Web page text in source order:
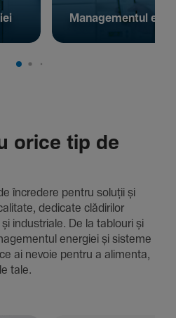
Managementul
orice tip de
încre­dere pentru soluții și
dedi­cate clădi­rilor
indus­triale. De la tablouri și
energiei și sisteme
ai nevoie pentru a alimenta,
tale.